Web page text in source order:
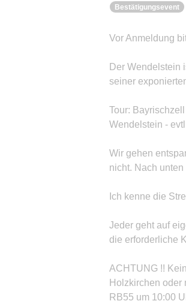
Bestätigungsevent
Vor Anmeldung
Der Wendelstein
seiner
Tour:
Wendelstein -
Wir gehen
nicht. Nach
Ich kenne die
Jeder geht auf
die erforderliche
ACHTUNG !!
Holzkirchen oder
RB55 um 10:00